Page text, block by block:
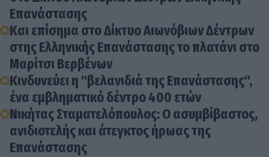
Επανάστασης
Και επίσημα στο Δίκτυο Αιωνόβιων Δέντρων
στης Ελληνικής Επανάστασης το πλατάνι στο
Μαρίτσι Βερβένων
Κινδυνεύει η "βελανιδιά της Επανάστασης",
ένα εμβληματικό δέντρο 400 ετών
Νικήτας Σταματελόπουλος: Ο ασυμβίβαστος,
ανιδιοτελής και άτεγκτος ήρωας της
Επανάστασης